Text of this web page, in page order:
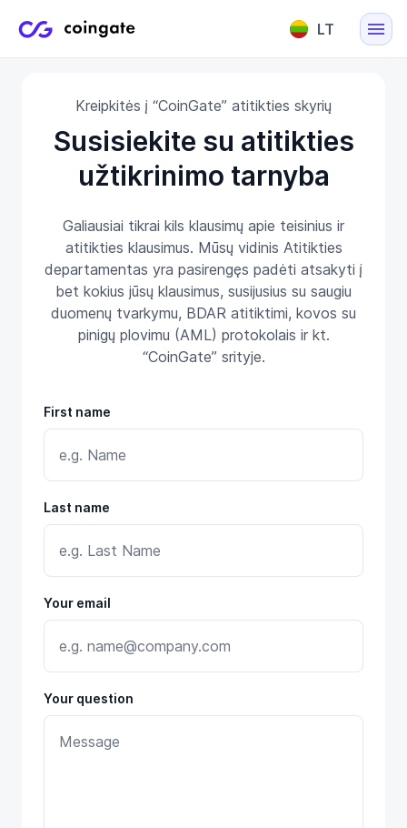
LT
Lietuvių
Kreipkitės į “CoinGate” atitikties skyrių
Susisiekite su atitikties
užtikrinimo tarnyba
Galiausiai tikrai kils klausimų apie teisinius ir
atitikties klausimus. Mūsų vidinis Atitikties
departamentas yra pasirengęs padėti atsakyti į
bet kokius jūsų klausimus, susijusius su saugiu
duomenų tvarkymu, BDAR atitiktimi, kovos su
pinigų plovimu (AML) protokolais ir kt.
“CoinGate” srityje.
First name
Last name
Your email
Your question